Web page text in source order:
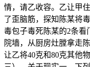
情，请乙收容。乙让甲
了歪脑筋，探知陈某将
毒包子毒死陈某的2条看
院墙，从厨房灶膛拿走
让乙将40克和80克其他